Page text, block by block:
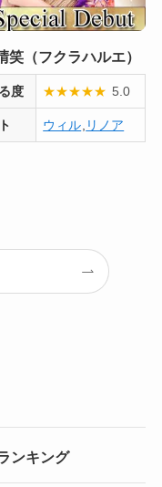
笑（フクラハルエ）
度 ★★★★★ 5.0
ウィル, リノア
ンキング